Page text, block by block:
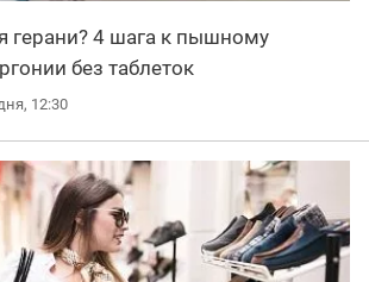
герани? 4 шага к пышному
без таблеток
12:30